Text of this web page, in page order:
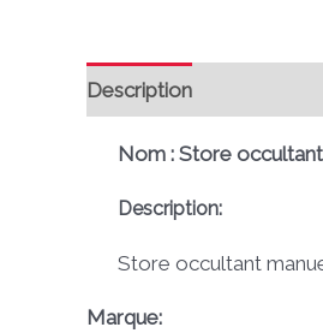
Description
Nom : Store
Description:
Store occultant
Marque: